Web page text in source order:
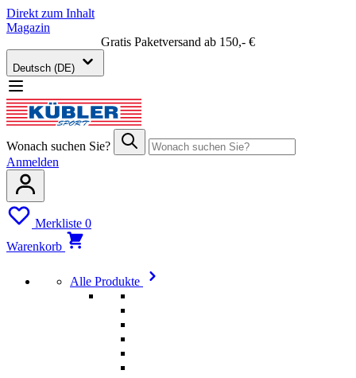
Direkt zum Inhalt
Magazin
Gratis Paketversand ab 150,- €
Deutsch (DE)
Wonach suchen Sie?
Anmelden
Merkliste 0
Warenkorb
Alle Produkte